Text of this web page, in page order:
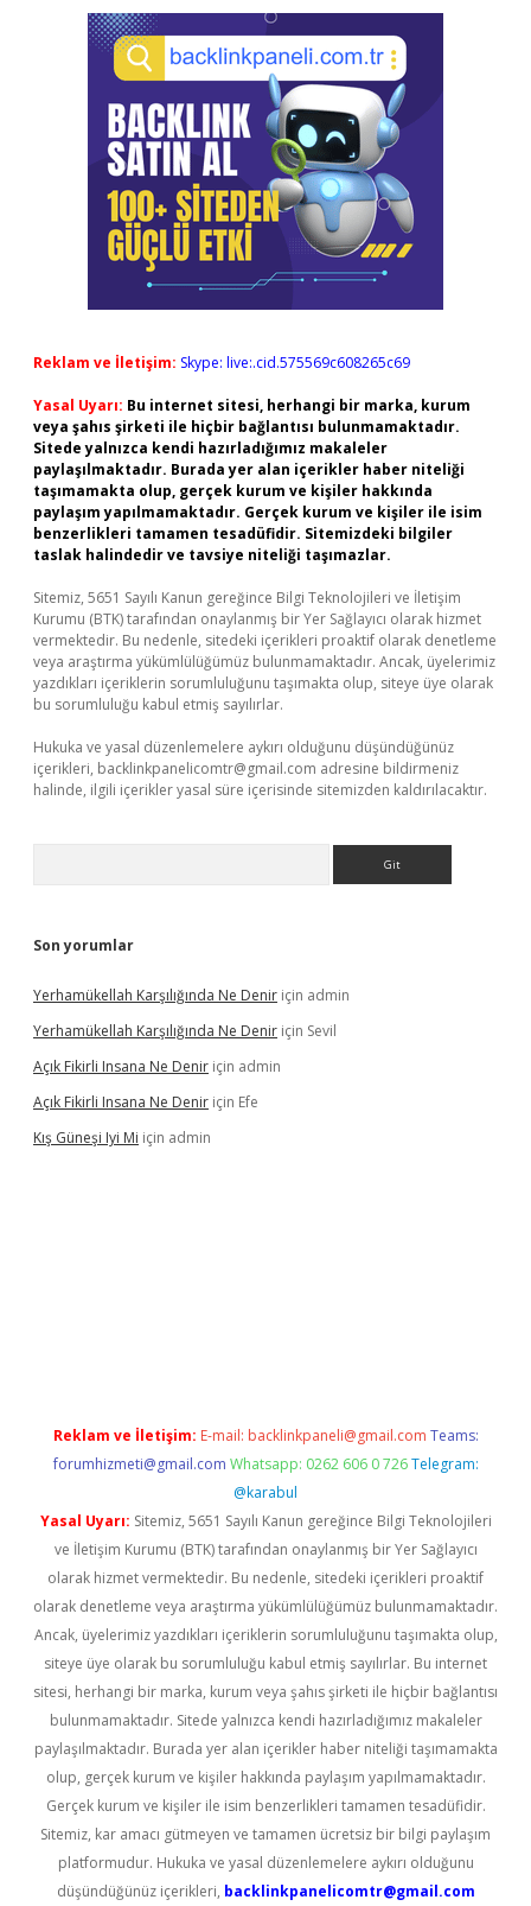
Reklam ve İletişim: Skype: live:.cid.575569c608265c69
Yasal Uyarı: Bu internet sitesi, herhangi bir marka, kurum
veya şahıs şirketi ile hiçbir bağlantısı bulunmamaktadır.
Sitede yalnızca kendi hazırladığımız makaleler
paylaşılmaktadır. Burada yer alan içerikler haber niteliği
taşımamakta olup, gerçek kurum ve kişiler hakkında
paylaşım yapılmamaktadır. Gerçek kurum ve kişiler ile isim
benzerlikleri tamamen tesadüfidir. Sitemizdeki bilgiler
taslak halindedir ve tavsiye niteliği taşımazlar.
Sitemiz, 5651 Sayılı Kanun gereğince Bilgi Teknolojileri ve İletişim
Kurumu (BTK) tarafından onaylanmış bir Yer Sağlayıcı olarak hizmet
vermektedir. Bu nedenle, sitedeki içerikleri proaktif olarak denetleme
veya araştırma yükümlülüğümüz bulunmamaktadır. Ancak, üyelerimiz
yazdıkları içeriklerin sorumluluğunu taşımakta olup, siteye üye olarak
bu sorumluluğu kabul etmiş sayılırlar.
Hukuka ve yasal düzenlemelere aykırı olduğunu düşündüğünüz
içerikleri, backlinkpanelicomtr@gmail.com adresine bildirmeniz
halinde, ilgili içerikler yasal süre içerisinde sitemizden kaldırılacaktır.
Son yorumlar
Yerhamükellah Karşılığında Ne Denir için admin
Yerhamükellah Karşılığında Ne Denir için Sevil
Açık Fikirli Insana Ne Denir için admin
Açık Fikirli Insana Ne Denir için Efe
Kış Güneşi Iyi Mi için admin
Reklam ve İletişim: E-mail: backlinkpaneli@gmail.com Teams:
forumhizmeti@gmail.com Whatsapp: 0262 606 0 726 Telegram:
@karabul
Yasal Uyarı: Sitemiz, 5651 Sayılı Kanun gereğince Bilgi Teknolojileri
ve İletişim Kurumu (BTK) tarafından onaylanmış bir Yer Sağlayıcı
olarak hizmet vermektedir. Bu nedenle, sitedeki içerikleri proaktif
olarak denetleme veya araştırma yükümlülüğümüz bulunmamaktadır.
Ancak, üyelerimiz yazdıkları içeriklerin sorumluluğunu taşımakta olup,
siteye üye olarak bu sorumluluğu kabul etmiş sayılırlar. Bu internet
sitesi, herhangi bir marka, kurum veya şahıs şirketi ile hiçbir bağlantısı
bulunmamaktadır. Sitede yalnızca kendi hazırladığımız makaleler
paylaşılmaktadır. Burada yer alan içerikler haber niteliği taşımamakta
olup, gerçek kurum ve kişiler hakkında paylaşım yapılmamaktadır.
Gerçek kurum ve kişiler ile isim benzerlikleri tamamen tesadüfidir.
Sitemiz, kar amacı gütmeyen ve tamamen ücretsiz bir bilgi paylaşım
platformudur. Hukuka ve yasal düzenlemelere aykırı olduğunu
düşündüğünüz içerikleri, backlinkpanelicomtr@gmail.com